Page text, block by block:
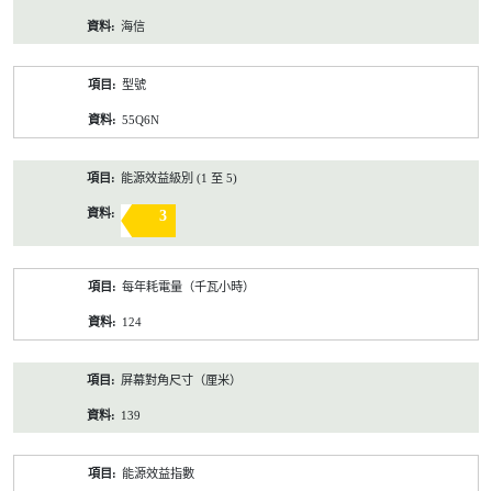
海信
型號
55Q6N
能源效益級別 (1 至 5)
3
每年耗電量（千瓦小時）
124
屏幕對角尺寸（厘米）
139
能源效益指數